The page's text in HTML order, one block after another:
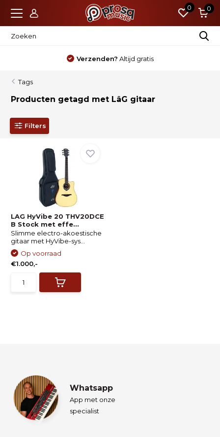
0 0
Verzenden? Altijd gratis
Tags
Producten getagd met LâG gitaar
Filters
LAG HyVibe 20 THV20DCE
B Stock met effe...
Slimme electro-akoestische
gitaar met HyVibe-sys...
Op voorraad
€1.000,-
Whatsapp
App met onze
specialist